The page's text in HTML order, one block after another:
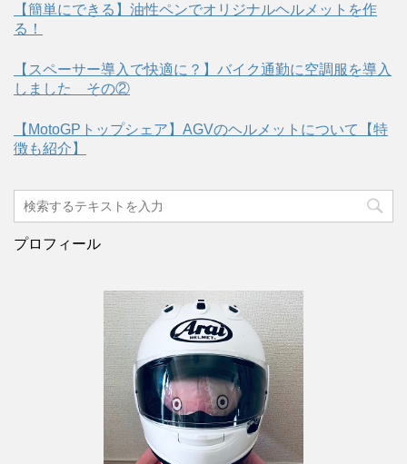
【簡単にできる】油性ペンでオリジナルヘルメットを作
る！
【スペーサー導入で快適に？】バイク通勤に空調服を導入
しました その②
【MotoGPトップシェア】AGVのヘルメットについて【特
徴も紹介】
プロフィール